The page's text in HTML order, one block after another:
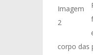
Imagem
2
corpo das